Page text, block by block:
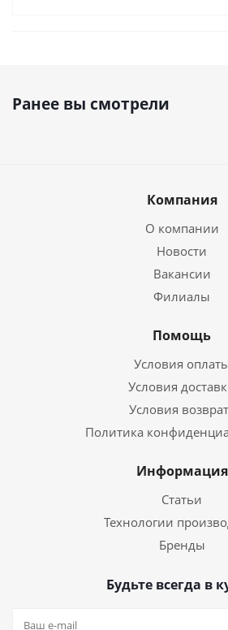
Ранее вы смотрели
Компания
О компании
Новости
Вакансии
Филиалы
Помощь
Условия
Условия
Условия
Политика
Информация
Статьи
Технологии
Бренды
Будьте всегда в